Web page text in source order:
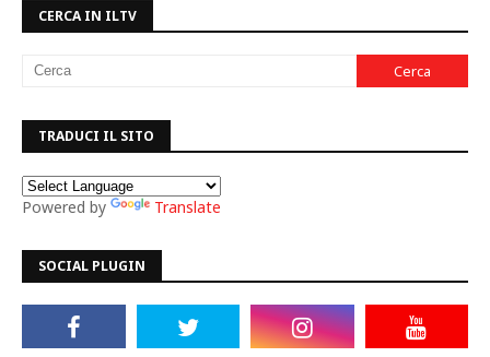
CERCA IN ILTV
TRADUCI IL SITO
Powered by Translate
SOCIAL PLUGIN